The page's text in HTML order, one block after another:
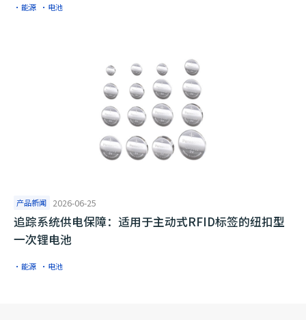
·能源 ·电池
产品新闻 2026-06-25
追踪系统供电保障：适用于主动式RFID标签的纽扣型
一次锂电池
·能源 ·电池